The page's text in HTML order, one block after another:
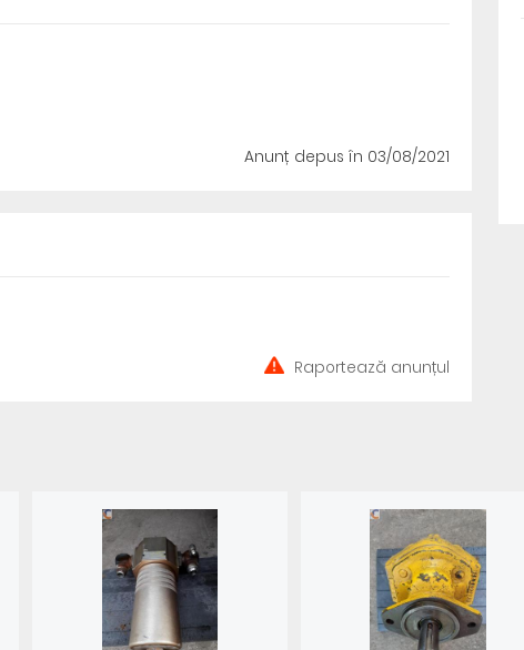
Anunț depus în 03/08/2021
Raportează anunțul